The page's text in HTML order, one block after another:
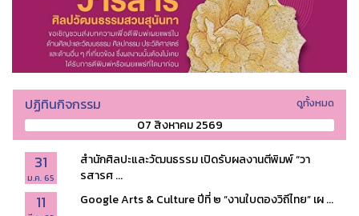
ปฏิทินกิจกรรม ดูทั้งหมด
07 สิงหาคม 2569
31
ม.ค. 65
สำนักศิลปะและวัฒนธรรม เปิดรับผลงานตีพิมพ์ “วา
รสารศ ...
11 Google Arts & Culture ปีที่ ๒ “งานใบตองวิถีไทย” เผ ...